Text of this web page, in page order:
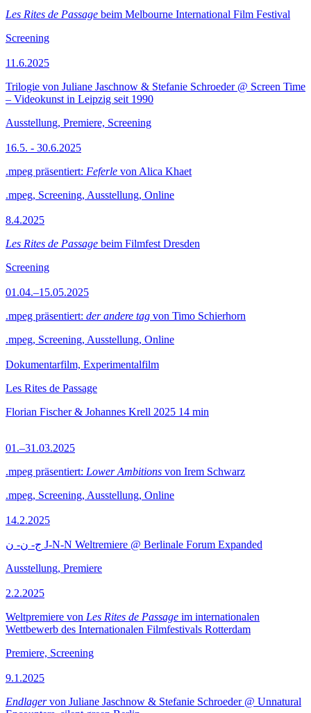
Les Rites de Passage beim Melbourne International Film Festival
Screening
11.6.2025
Trilogie von Juliane Jaschnow & Stefanie Schroeder @ Screen Time
– Videokunst in Leipzig seit 1990
Ausstellung, Premiere, Screening
16.5. - 30.6.2025
.mpeg präsentiert: Feferle von Alica Khaet
.mpeg, Screening, Ausstellung, Online
8.4.2025
Les Rites de Passage beim Filmfest Dresden
Screening
01.04.–15.05.2025
.mpeg präsentiert: der andere tag von Timo Schierhorn
.mpeg, Screening, Ausstellung, Online
Dokumentarfilm, Experimentalfilm
Les Rites de Passage
Florian Fischer & Johannes Krell 2025 14 min
01.–31.03.2025
.mpeg präsentiert: Lower Ambitions von Irem Schwarz
.mpeg, Screening, Ausstellung, Online
14.2.2025
ج- ن- ن J-N-N Weltremiere @ Berlinale Forum Expanded
Ausstellung, Premiere
2.2.2025
Weltpremiere von Les Rites de Passage im internationalen
Wettbewerb des Internationalen Filmfestivals Rotterdam
Premiere, Screening
9.1.2025
Endlagervon Juliane Jaschnow & Stefanie Schroeder @ Unnatural